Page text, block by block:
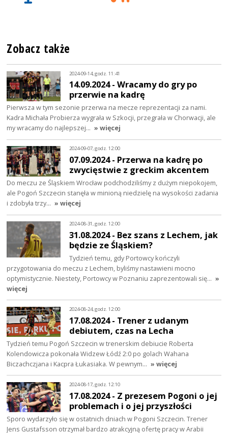
Zobacz także
2024-09-14, godz. 11:41
14.09.2024 - Wracamy do gry po
przerwie na kadrę
Pierwsza w tym sezonie przerwa na mecze reprezentacji za nami.
Kadra Michała Probierza wygrała w Szkocji, przegrała w Chorwacji, ale
my wracamy do najlepszej… » więcej
2024-09-07, godz. 12:00
07.09.2024 - Przerwa na kadrę po
zwycięstwie z greckim akcentem
Do meczu ze Śląskiem Wrocław podchodziliśmy z dużym niepokojem,
ale Pogoń Szczecin stanęła w minioną niedzielę na wysokości zadania
i zdobyła trzy… » więcej
2024-08-31, godz. 12:00
31.08.2024 - Bez szans z Lechem, jak
będzie ze Śląskiem?
Tydzień temu, gdy Portowcy kończyli
przygotowania do meczu z Lechem, byliśmy nastawieni mocno
optymistycznie. Niestety, Portowcy w Poznaniu zaprezentowali się… »
więcej
2024-08-24, godz. 12:00
17.08.2024 - Trener z udanym
debiutem, czas na Lecha
Tydzień temu Pogoń Szczecin w trenerskim debiucie Roberta
Kolendowicza pokonała Widzew Łódź 2:0 po golach Wahana
Biczachczjana i Kacpra Łukasiaka. W pewnym… » więcej
2024-08-17, godz. 12:10
17.08.2024 - Z prezesem Pogoni o jej
problemach i o jej przyszłości
Sporo wydarzyło się w ostatnich dniach w Pogoni Szczecin. Trener
Jens Gustafsson otrzymał bardzo atrakcyjną ofertę pracy w Arabii